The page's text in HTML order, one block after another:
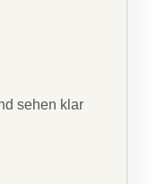
sehen klar